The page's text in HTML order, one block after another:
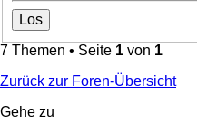
7 Themen • Seite 1 von 1
Zurück zur Foren-Übersicht
Gehe zu